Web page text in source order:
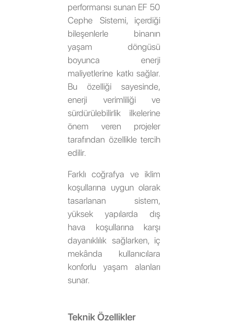
performansı sunan EF 50
Cephe Sistemi, içerdiği
bileşenlerle binanın
yaşam döngüsü
boyunca enerji
maliyetlerine katkı sağlar.
Bu özelliği sayesinde,
enerji verimliliği ve
sürdürülebilirlik ilkelerine
önem veren projeler
tarafından özellikle tercih
edilir.
Farklı coğrafya ve iklim
koşullarına uygun olarak
tasarlanan sistem,
yüksek yapılarda dış
hava koşullarına karşı
dayanıklılık sağlarken, iç
mekânda kullanıcılara
konforlu yaşam alanları
sunar.
Teknik Özellikler